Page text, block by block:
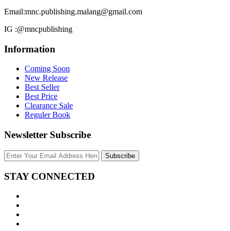
Email:mnc.publishing.malang@gmail.com
IG :@mncpublishing
Information
Coming Soon
New Release
Best Seller
Best Price
Clearance Sale
Reguler Book
Newsletter Subscribe
Subscribe
STAY CONNECTED